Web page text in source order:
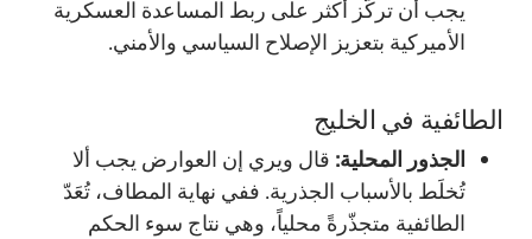
يجب أن تركّز أكثر على ربط المساعدة العسكرية
الأميركية بتعزيز الإصلاح السياسي والأمني.
الطائفية في الخليج
الجذور المحلية: قال ويري إن العوارض يجب ألا
تُخلَط بالأسباب الجذرية. ففي نهاية المطاف، تُعَدّ
الطائفية متجذّرةً محلياً، وهي نتاج سوء الحكم